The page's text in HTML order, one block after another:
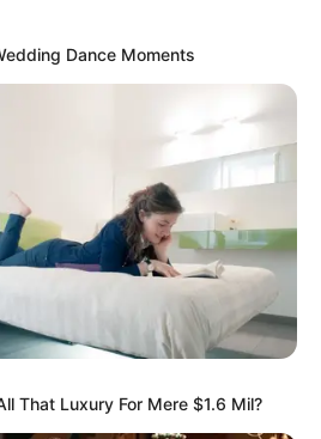
Dance Moments
That Luxury For Mere $1.6 Mil?